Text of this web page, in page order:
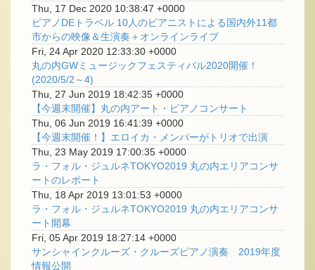
Thu, 17 Dec 2020 10:38:47 +0000
ピアノDEトラベル 10人のピアニストによる国内外11都
市からの映像＆生演奏＋オンラインライブ
Fri, 24 Apr 2020 12:33:30 +0000
丸の内GWミュージックフェスティバル2020開催！
(2020/5/2～4)
Thu, 27 Jun 2019 18:42:35 +0000
【今週末開催】丸の内アート・ピアノコンサート
Thu, 06 Jun 2019 16:41:39 +0000
【今週末開催！】エロイカ・メンバーがトリオで出演
Thu, 23 May 2019 17:00:35 +0000
ラ・フォル・ジュルネTOKYO2019 丸の内エリアコンサ
ートのレポート
Thu, 18 Apr 2019 13:01:53 +0000
ラ・フォル・ジュルネTOKYO2019 丸の内エリアコンサ
ート開幕
Fri, 05 Apr 2019 18:27:14 +0000
サンシャインクルーズ・クルーズピアノ演奏 2019年度
情報公開